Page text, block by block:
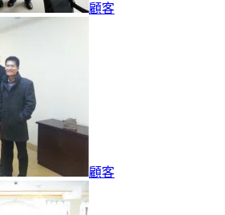
顧客
顧客